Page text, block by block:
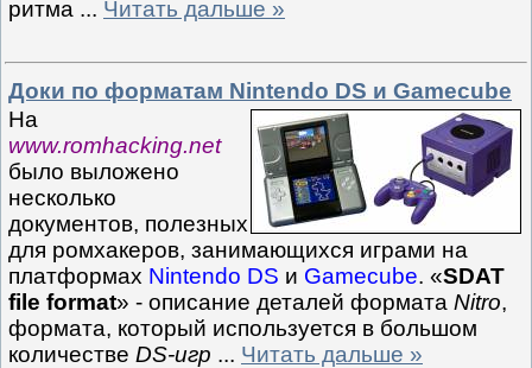
ритма ... Читать дальше »
Доки по форматам Nintendo DS и Gamecube
На
www.romhacking.net
было выложено
несколько
документов, полезных
для ромхакеров, занимающихся играми на
платформах Nintendo DS и Gamecube. «SDAT
file format» - описание деталей формата Nitro,
формата, который используется в большом
количестве DS-игр ... Читать дальше »